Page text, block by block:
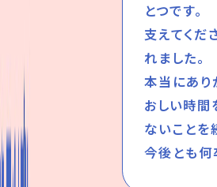
とつです。
支えてくだ
れました。
本当にあり
おしい時間
ないことを
今後とも何